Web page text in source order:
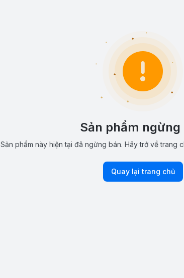
Sản phẩm ngừng
Sản phẩm này hiện tại đã ngừng bán. Hãy trở về trang
Quay lại trang chủ